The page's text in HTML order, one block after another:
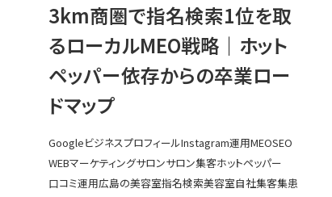
3km商圏で指名検索1位を取
るローカルMEO戦略｜ホット
ペッパー依存からの卒業ロー
ドマップ
GoogleビジネスプロフィールInstagram運用MEOSEO
WEBマーケティングサロンサロン集客ホットペッパー
口コミ運用広島の美容室指名検索美容室自社集客集患